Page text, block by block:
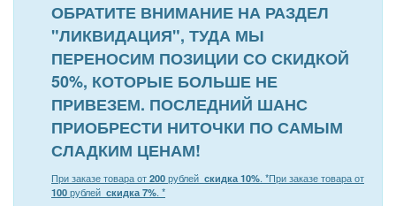
ОБРАТИТЕ ВНИМАНИЕ НА РАЗДЕЛ
"ЛИКВИДАЦИЯ", ТУДА МЫ
ПЕРЕНОСИМ ПОЗИЦИИ СО СКИДКОЙ
50%, КОТОРЫЕ БОЛЬШЕ НЕ
ПРИВЕЗЕМ. ПОСЛЕДНИЙ ШАНС
ПРИОБРЕСТИ НИТОЧКИ ПО САМЫМ
СЛАДКИМ ЦЕНАМ!
При заказе товара от200рублей скидка 10%. *При заказе товара от
100рублей скидка 7%. *